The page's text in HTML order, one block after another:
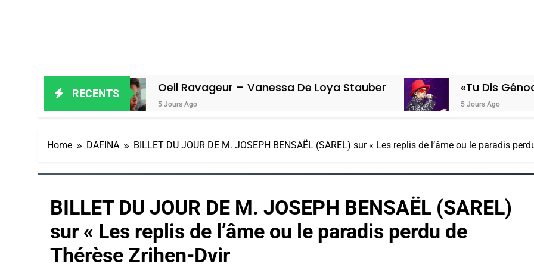
RECENTSOeil Ravageur – Vanessa De Loya Stauber
5 Jours Ago
«Tu Dis Génocide, Je
5 Jours Ago
Home DAFINA BILLET DU JOUR DE M. JOSEPH BENSAËL (SAREL) sur « Les replis de l’âme ou le paradis
BILLET DU JOUR DE M. JOSEPH BENSAËL (SAREL)
sur « Les replis de l’âme ou le paradis perdu de
Thérèse Zrihen-Dvir